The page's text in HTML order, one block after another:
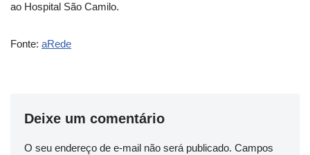
ao Hospital São Camilo.
Fonte: aRede
Deixe um comentário
O seu endereço de e-mail não será publicado. Campos